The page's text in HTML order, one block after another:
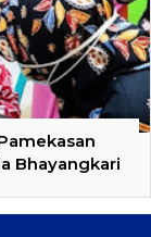
Bhayangkari